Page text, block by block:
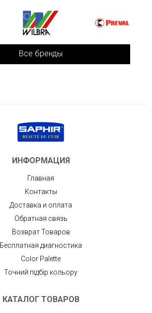
Все бренды
ИНФОРМАЦИЯ
Главная
Контакты
Доставка и оплата
Обратная связь
Возврат Товаров
Бесплатная диагностика
Color Palette
Точний підбір кольору
КАТАЛОГ ТОВАРОВ